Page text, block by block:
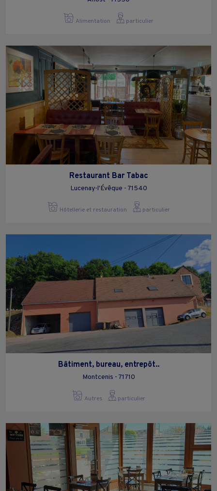
Alimentation particulier
Restaurant Bar Tabac
Lucenay-l'Évêque - 71540
Hôtellerie et restauration particulier
Bâtiment, bureau, entrepôt..
Montcenis - 71710
Autres particulier